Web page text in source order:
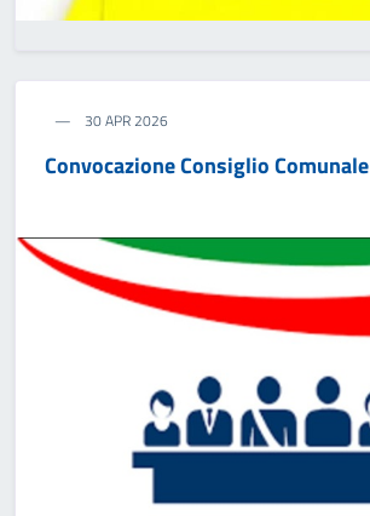
30 APR 2026
Convocazione Consiglio Comunale